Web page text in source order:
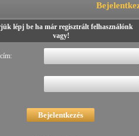
lépj be ha már regisztrált felhasználónk
vagy!